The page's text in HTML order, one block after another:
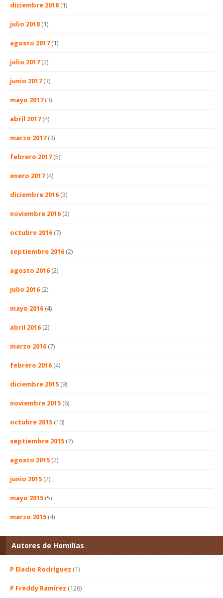
diciembre 2018 (1)
julio 2018 (1)
agosto 2017(1)
julio 2017(2)
junio 2017(3)
mayo 2017(3)
abril 2017(4)
marzo 2017(3)
febrero 2017(5)
enero 2017(4)
diciembre 2016 (3)
noviembre 2016 (2)
octubre 2016 (7)
septiembre 2016 (2)
agosto 2016 (2)
julio 2016 (2)
mayo 2016 (4)
abril 2016 (2)
marzo 2016 (7)
febrero 2016 (4)
diciembre 2015 (9)
noviembre 2015 (6)
octubre 2015 (10)
septiembre 2015 (7)
agosto 2015 (2)
junio 2015 (2)
mayo 2015 (5)
marzo 2015 (4)
Autores de Homilías
P Eladio Rodríguez (1)
P Freddy Ramírez (126)